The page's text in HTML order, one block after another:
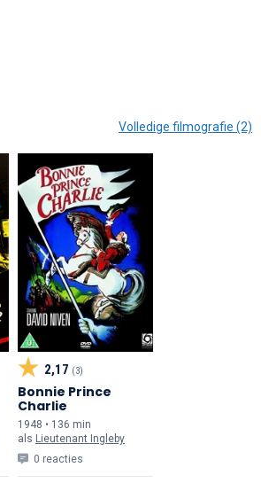
Volledige filmografie (2)
2,17 (3)
Bonnie Prince
Charlie
1948 • 136 min
als Lieutenant Ingleby
0 reacties